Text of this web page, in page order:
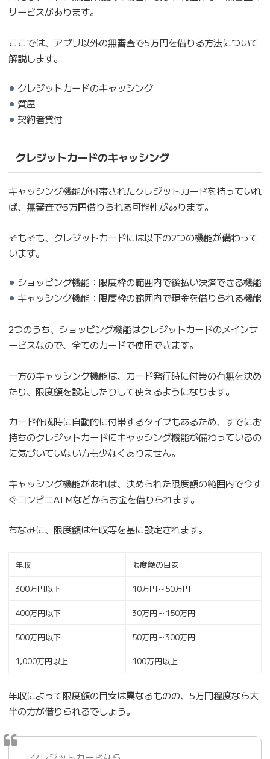
サービスがあります。
ここでは、アプリ以外の無審査で5万円を借りる方法について
解説します。
クレジットカードのキャッシング
質屋
契約者貸付
クレジットカードのキャッシング
キャッシング機能が付帯されたクレジットカードを持っていれ
ば、無審査で5万円借りられる可能性があります。
そもそも、クレジットカードには以下の2つの機能が備わって
います。
ショッピング機能：限度枠の範囲内で後払い決済できる機能
キャッシング機能：限度枠の範囲内で現金を借りられる機能
2つのうち、ショッピング機能はクレジットカードのメインサ
ービスなので、全てのカードで使用できます。
一方のキャッシング機能は、カード発行時に付帯の有無を決め
たり、限度額を設定したりして使えるようになります。
カード作成時に自動的に付帯するタイプもあるため、すでにお
持ちのクレジットカードにキャッシング機能が備わっているの
に気づいていない方も少なくありません。
キャッシング機能があれば、決められた限度額の範囲内で今す
ぐコンビニATMなどからお金を借りられます。
ちなみに、限度額は年収等を基に設定されます。
年収 限度額の目安
300万円以下 10万円～50万円
400万円以下 30万円～150万円
500万円以下 50万円～300万円
1,000万円以上 100万円以上
年収によって限度額の目安は異なるものの、5万円程度なら大
半の方が借りられるでしょう。